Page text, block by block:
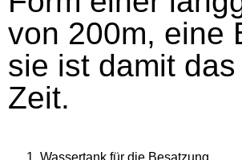
von 200m, eine
sie ist damit
Zeit.
Wassertank für die Besatzung